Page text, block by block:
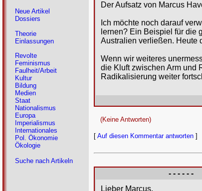
Der Aufsatz von Marcus
Ich möchte noch darauf
lernen? Ein Beispiel für die
Australien verließen. Heute
Wenn wir weiteres
die Kluft zwischen Arm und
Radikalisierung weiter
(Keine Antworten)
[ Auf diesen Kommentar antworten ]
- - - - - -
Lieber Marcus,
Neue Artikel
Dossiers
Theorie
Einlassungen
Revolte
Feminismus
Faulheit/Arbeit
Kultur
Bildung
Medien
Staat
Nationalismus
Europa
Imperialismus
Internationales
Pol. Ökonomie
Ökologie
Suche nach Artikeln